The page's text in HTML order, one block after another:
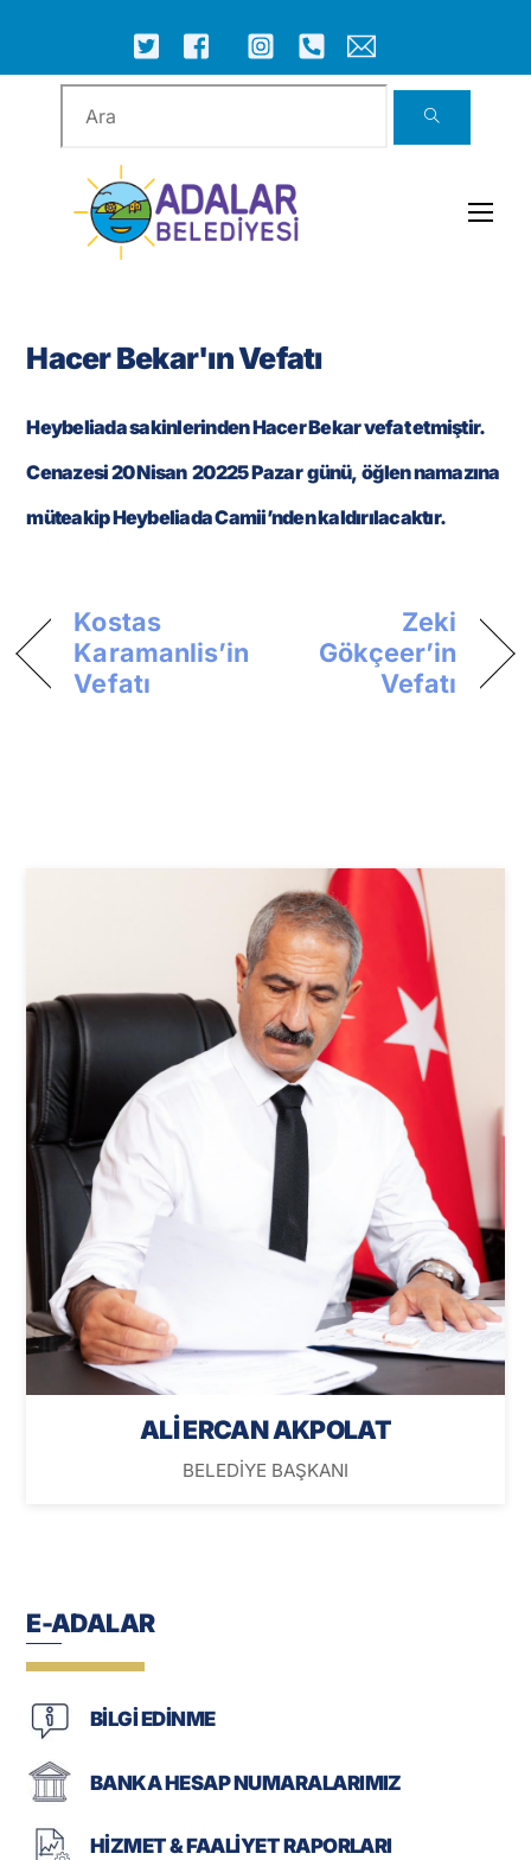
content
ICON
LABEL
ICON
LABEL
ICON
ICON
LABEL
ICON
LABEL
ICON
LABEL
Hacer Bekar'ın Vefatı
Heybeliada sakinlerinden Hacer Bekar vefat etmiştir.
Cenazesi 20 Nisan 20225 Pazar günü, öğlen namazına
müteakip Heybeliada Camii’nden kaldırılacaktır.
Kostas
Karamanlis’in
Vefatı
Zeki
Gökçeer’in
Vefatı
ALİ ERCAN AKPOLAT
BELEDİYE BAŞKANI
E-ADALAR
BİLGİ EDİNME
BANKA HESAP NUMARALARIMIZ
HİZMET & FAALİYET RAPORLARI